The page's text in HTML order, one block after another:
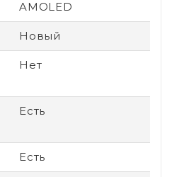
AMOLED
Новый
Нет
Есть
Есть